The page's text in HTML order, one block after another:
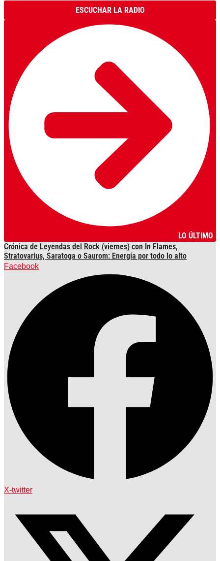
ESCUCHAR LA RADIO
LO ÚLTIMO
Crónica de Leyendas del Rock (viernes) con In Flames,
Stratovarius, Saratoga o Saurom: Energía por todo lo alto
Facebook
X-twitter